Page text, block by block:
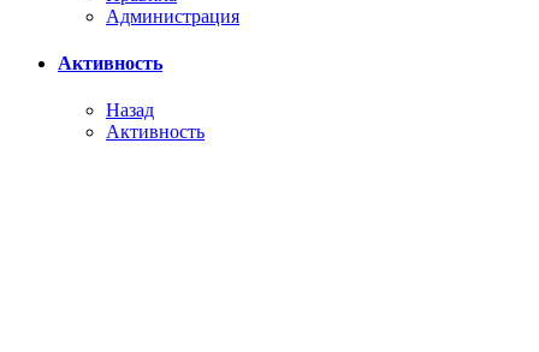
Администрация
Активность
Назад
Активность